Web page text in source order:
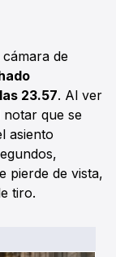
de
23.57. Al ver
que se
asiento
pierde de vista,
tiro.